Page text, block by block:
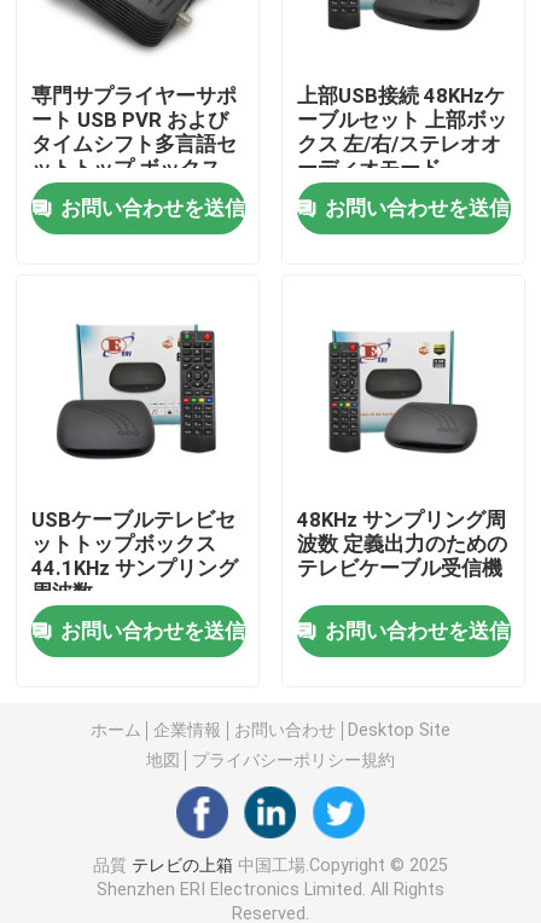
お問い合わせ
見積依頼
DVBCはセット トップ ボックスを
ケーブルのセット トップ ボックス
Mpeg4はセット トップ ボックスを
DVB T2 H265 レシーバー
DVB C レシーバー
HD HEVC セットトップ ボックス
専門サプライヤーサポ
ート USB PVR および
タイムシフト多言語セ
ットトップ ボックス
ケーブル TV ボックス
お問い合わせを送信
上部USB接続 48KHzケ
ーブルセット 上部ボッ
クス 左/右/ステレオオ
ーディオモード
お問い合わせを送信
USBケーブルテレビセ
ットトップボックス
44.1KHz サンプリング
周波数
お問い合わせを送信
48KHz サンプリング周
波数 定義出力のための
テレビケーブル受信機
お問い合わせを送信
ホーム 企業情報 お問い合わせ
Desktop Site
地図
プライバシーポリシー規約
品質 テレビの上箱中国工場.Copyright © 2025
Shenzhen ERI Electronics Limited. All Rights
Reserved.